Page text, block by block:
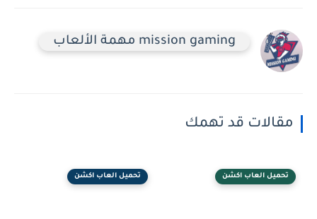
mission gaming مهمة الألعاب
مقالات قد تهمك
تحميل العاب اكشن تحميل العاب اكشن